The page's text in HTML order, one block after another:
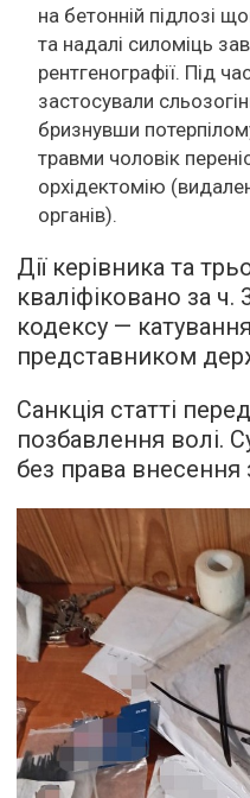
на бетонній підлозі
та надалі силоміць
рентгенографії. Під
застосували
бризнувши
травми чоловік
орхідектомію
органів).
Дії керівника та
кваліфіковано за
кодексу —
представником
Санкція статті
позбавлення волі.
без права внесення